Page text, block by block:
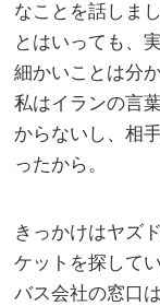
なことを話しまし
とはいっても、
細かいことは分
私はイランの言
からないし、相
ったから。
きっかけはヤズ
ケットを探して
バス会社の窓口